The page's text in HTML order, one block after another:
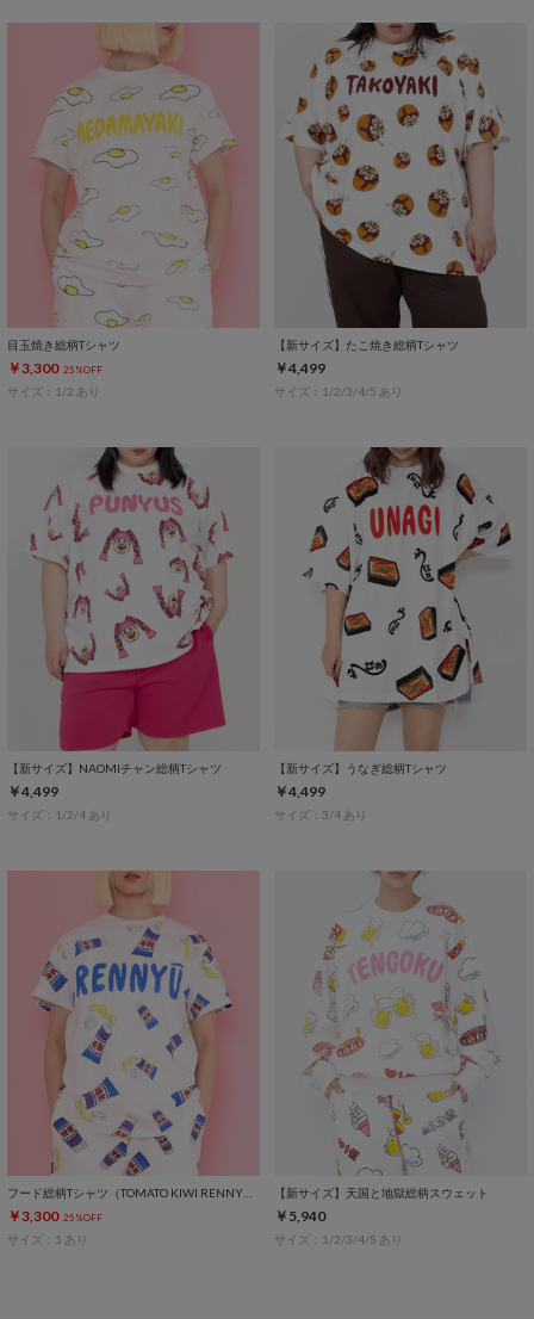
目玉焼き総柄Tシャツ
￥3,300 25%OFF
サイズ：1/2 あり
【新サイズ】たこ焼き総柄Tシャツ
￥4,499
サイズ：1/2/3/4/5 あり
【新サイズ】NAOMIチャン総柄Tシャツ
￥4,499
サイズ：1/2/4 あり
【新サイズ】うなぎ総柄Tシャツ
￥4,499
サイズ：3/4 あり
フード総柄Tシャツ（TOMATO KIWI RENNYU）
￥3,300 25%OFF
サイズ：1 あり
【新サイズ】天国と地獄総柄スウェット
￥5,940
サイズ：1/2/3/4/5 あり